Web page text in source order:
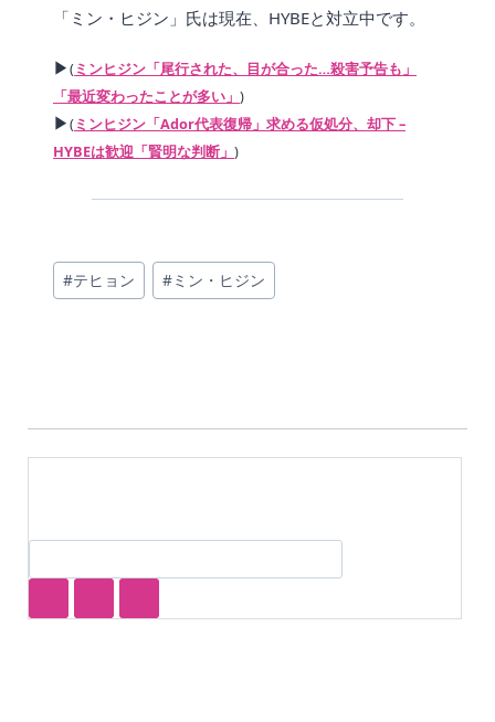
「ミン・ヒジン」氏は現在、HYBEと対立中です。
▶(ミンヒジン「尾行された、目が合った…殺害予告も」
「最近変わったことが多い」 )
▶(ミンヒジン「Ador代表復帰」求める仮処分、却下 –
HYBEは歓迎「賢明な判断」 )
投
稿
#テヒョン #ミン・ヒジン